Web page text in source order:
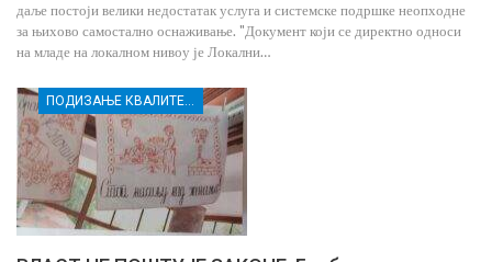
даље постоји велики недостатак услуга и системске подршке неопходне
за њихово самостално оснаживање. "Документ који се директно односи
на младе на локалном нивоу је Локални…
ПОДИЗАЊЕ КВАЛИТЕТА УСЛУГА СОЦИЈАЛНЕ ЗАШТИТЕ РАЊИВИХ ГРУПА У КРУШЕВЦУ